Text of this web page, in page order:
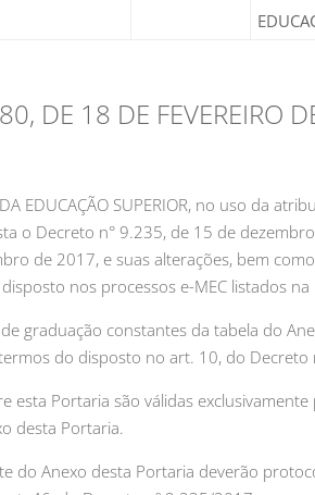
DE 18 DE FEVEREIRO
DA EDUCAÇÃO SUPERIOR, no uso da
o Decreto n° 9.235, de 15 de
de 2017, e suas alterações, bem
nos processos e-MEC listados na
graduação constantes da tabela do
do disposto no art. 10, do Decreto
esta Portaria são válidas
desta Portaria.
do Anexo desta Portaria deverão